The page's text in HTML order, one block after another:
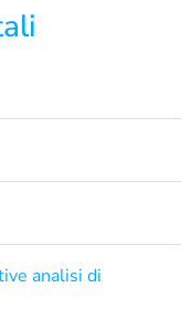
analisi di